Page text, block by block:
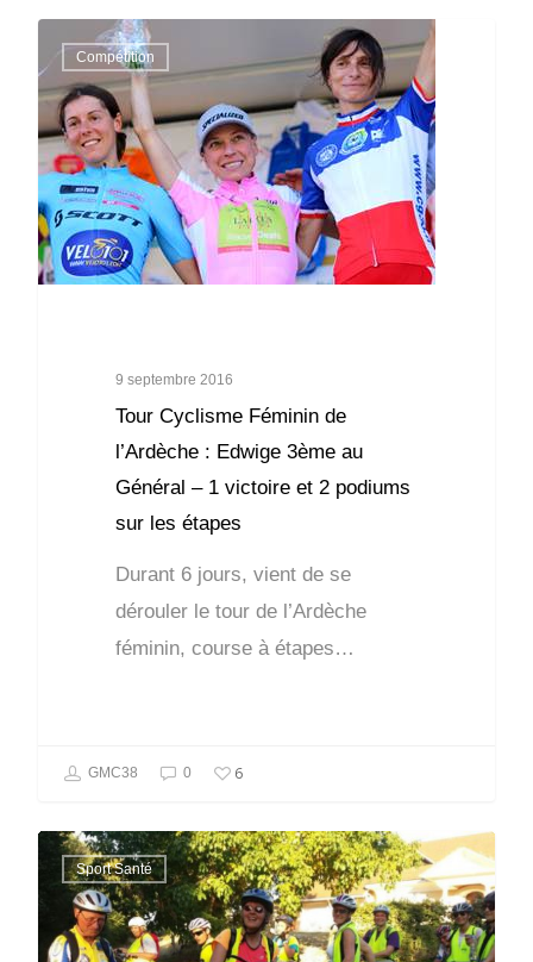
Compétition
9 septembre 2016
Tour Cyclisme Féminin de
l’Ardèche : Edwige 3ème au
Général – 1 victoire et 2 podiums
sur les étapes
Durant 6 jours, vient de se
dérouler le tour de l’Ardèche
féminin, course à étapes…
GMC38 0 6
Sport Santé